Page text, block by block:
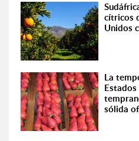
cítricos
Unidos
La
sólida